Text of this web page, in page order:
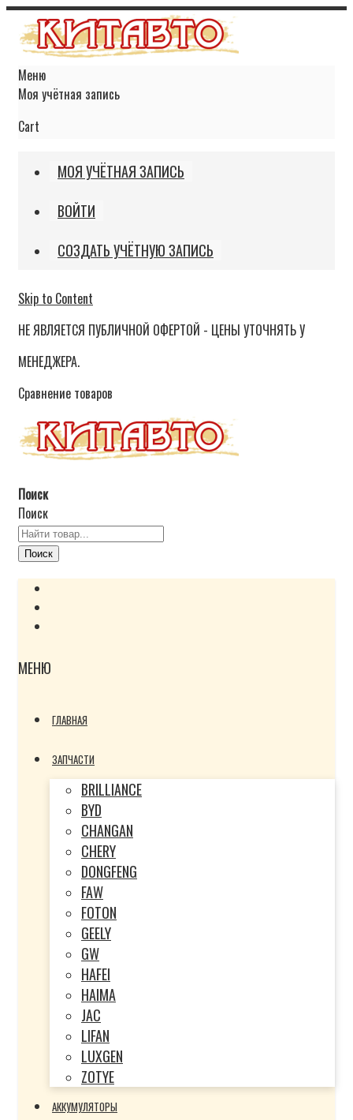
Меню
Моя учётная запись
Cart
МОЯ УЧЁТНАЯ ЗАПИСЬ
ВОЙТИ
СОЗДАТЬ УЧЁТНУЮ ЗАПИСЬ
Skip to Content
НЕ ЯВЛЯЕТСЯ ПУБЛИЧНОЙ ОФЕРТОЙ - ЦЕНЫ УТОЧНЯТЬ У
МЕНЕДЖЕРА.
Сравнение товаров
Поиск
Поиск
Поиск
МЕНЮ
ГЛАВНАЯ
ЗАПЧАСТИ
BRILLIANCE
BYD
CHANGAN
CHERY
DONGFENG
FAW
FOTON
GEELY
GW
HAFEI
HAIMA
JAC
LIFAN
LUXGEN
ZOTYE
АККУМУЛЯТОРЫ